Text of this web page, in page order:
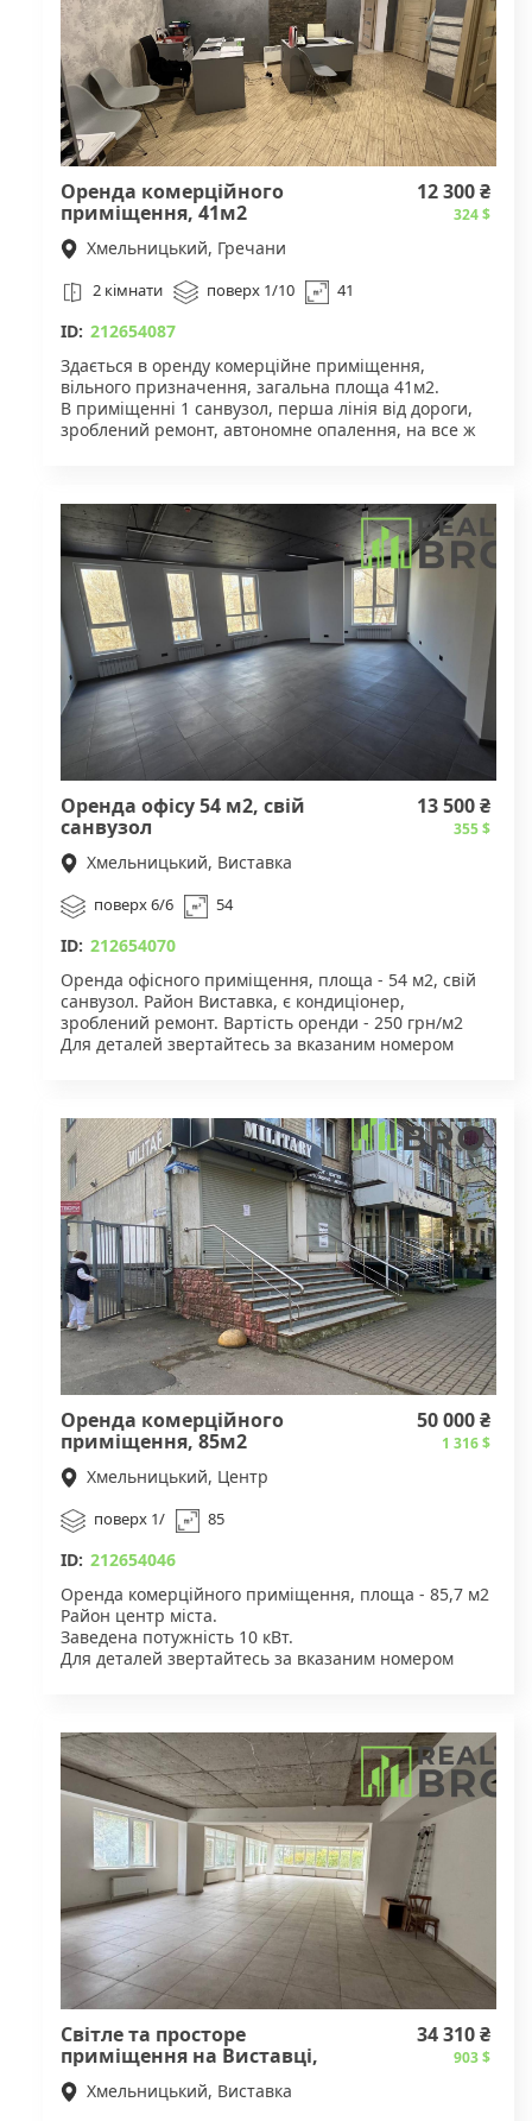
Детальнішу інформацію можна отримати за
вказаним телефоном.
Оренда комерційного
приміщення, 41м2
12 300 ₴
324 $
Хмельницький, Гречани
2 кімнати поверх 1/10 41
ID: 212654087
Здається в оренду комерційне приміщення,
вільного призначення, загальна площа 41м2.
В приміщенні 1 санвузол, перша лінія від дороги,
зроблений ремонт, автономне опалення, на все ж
Оренда офісу 54 м2, свій
санвузол
13 500 ₴
355 $
Хмельницький, Виставка
поверх 6/6 54
ID: 212654070
Оренда офісного приміщення, площа - 54 м2, свій
санвузол. Район Виставка, є кондиціонер,
зроблений ремонт. Вартість оренди - 250 грн/м2
Для деталей звертайтесь за вказаним номером
Оренда комерційного
приміщення, 85м2
50 000 ₴
1 316 $
Хмельницький, Центр
поверх 1/ 85
ID: 212654046
Оренда комерційного приміщення, площа - 85,7 м2
Район центр міста.
Заведена потужність 10 кВт.
Для деталей звертайтесь за вказаним номером
Світле та просторе
приміщення на Виставці,
146 м2
34 310 ₴
903 $
Хмельницький, Виставка